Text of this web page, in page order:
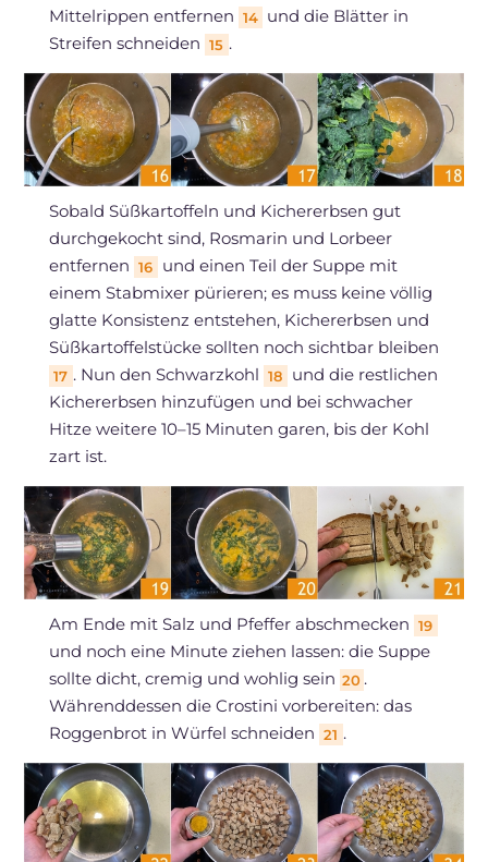
Mittelrippen entfernen 14 und die Blätter in
Streifen schneiden 15 .
Sobald Süßkartoffeln und Kichererbsen gut
durchgekocht sind, Rosmarin und Lorbeer
entfernen 16
und einen Teil der Suppe mit
einem Stabmixer pürieren; es muss keine völlig
glatte Konsistenz entstehen, Kichererbsen und
Süßkartoffelstücke sollten noch sichtbar bleiben
17 . Nun den Schwarzkohl 18
und die restlichen
Kichererbsen hinzufügen und bei schwacher
Hitze weitere 10–15 Minuten garen, bis der Kohl
zart ist.
Am Ende mit Salz und Pfeffer abschmecken 19
und noch eine Minute ziehen lassen: die Suppe
sollte dicht, cremig und wohlig sein 20 .
Währenddessen die Crostini vorbereiten: das
Roggenbrot in Würfel schneiden 21 .